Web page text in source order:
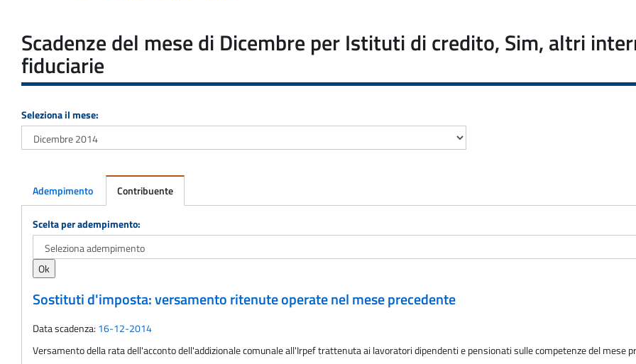
Scadenze del mese di Dicembre per Istituti di credito, Sim, altri
fiduciarie
Seleziona il mese:
Adempimento Contribuente
Adempimento
Scelta per adempimento:
Sostituti d'imposta: versamento ritenute operate nel mese precedente
Data scadenza: 16-12-2014
Versamento della rata dell'acconto dell'addizionale comunale all'Irpef trattenuta ai lavoratori dipendenti e pensionati sulle competenze del mese